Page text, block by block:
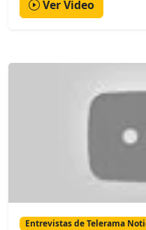
Ver Video
Entrevistas de Telerama